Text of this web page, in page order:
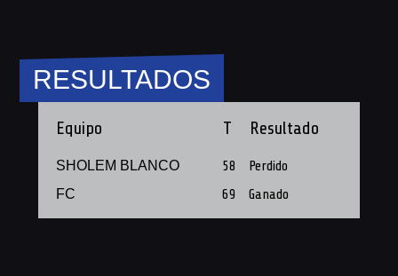
RESULTADOS
Equipo T Resultado
SHOLEM BLANCO 58 Perdido
FC 69 Ganado